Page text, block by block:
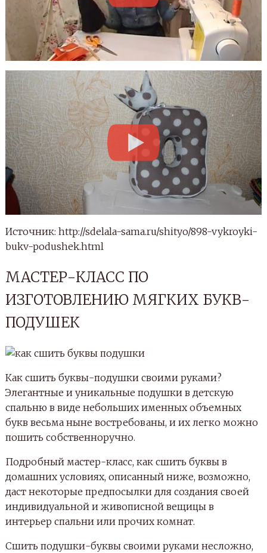
Источник: http://sdelala-sama.ru/shityo/898-vykroyki-
bukv-podushek.html
МАСТЕР-КЛАСС ПО
ИЗГОТОВЛЕНИЮ МЯГКИХ БУКВ-
ПОДУШЕК
Как сшить буквы-подушки своими руками?
Элегантные и уникальные подушки в детскую
спальню в виде небольших именных объемных
букв весьма ныне востребованы, и их легко можно
пошить собственноручно.
Подробный мастер-класс, как сшить буквы в
домашних условиях, описанный ниже, возможно,
даст некоторые предпосылки для создания своей
индивидуальной и живописной вещицы в
интерьер спальни или прочих комнат.
Сшить подушки-буквы своими руками несложно,